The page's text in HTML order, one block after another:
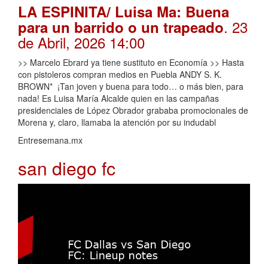
LA ESPINITA/ Luisa Ma: Buena
para un barrido o un trapeado. 23
de Abril, 2026 14:00
>> Marcelo Ebrard ya tiene sustituto en Economía >> Hasta
con pistoleros compran medios en Puebla ANDY S. K.
BROWN* ¡Tan joven y buena para todo… o más bien, para
nada! Es Luisa María Alcalde quien en las campañas
presidenciales de López Obrador grababa promocionales de
Morena y, claro, llamaba la atención por su indudabl
Entresemana.mx
san diego fc